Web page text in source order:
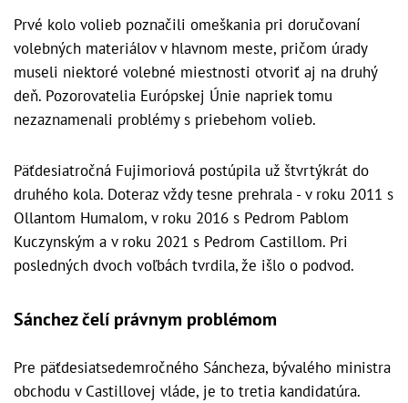
Prvé kolo volieb poznačili omeškania pri doručovaní
volebných materiálov v hlavnom meste, pričom úrady
museli niektoré volebné miestnosti otvoriť aj na druhý
deň. Pozorovatelia Európskej Únie napriek tomu
nezaznamenali problémy s priebehom volieb.
Päťdesiatročná Fujimoriová postúpila už štvrtýkrát do
druhého kola. Doteraz vždy tesne prehrala - v roku 2011 s
Ollantom Humalom, v roku 2016 s Pedrom Pablom
Kuczynským a v roku 2021 s Pedrom Castillom. Pri
posledných dvoch voľbách tvrdila, že išlo o podvod.
Sánchez čelí právnym problémom
Pre päťdesiatsedemročného Sáncheza, bývalého ministra
obchodu v Castillovej vláde, je to tretia kandidatúra.